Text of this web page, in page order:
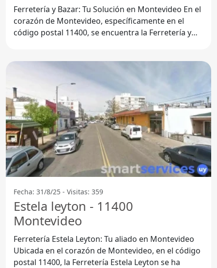
Ferretería y Bazar: Tu Solución en Montevideo En el
corazón de Montevideo, específicamente en el
código postal 11400, se encuentra la Ferretería y
Fecha: 31/8/25 - Visitas: 359
Estela leyton - 11400
Montevideo
Ferretería Estela Leyton: Tu aliado en Montevideo
Ubicada en el corazón de Montevideo, en el código
postal 11400, la Ferretería Estela Leyton se ha